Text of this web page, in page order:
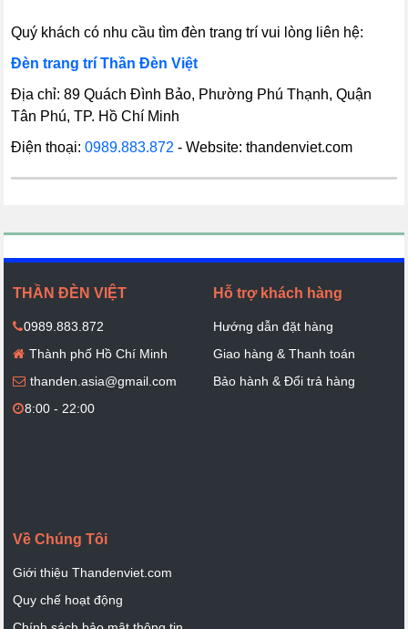
Quý khách có nhu cầu tìm đèn trang trí vui lòng liên hệ:
Đèn trang trí Thần Đèn Việt
Địa chỉ: 89 Quách Đình Bảo, Phường Phú Thạnh, Quận
Tân Phú, TP. Hồ Chí Minh
Điện thoại:0989.883.872 - Website: thandenviet.com
THẦN ĐÈN VIỆT
0989.883.872
Thành phố Hồ Chí Minh
thanden.asia@gmail.com
8:00 - 22:00
Hỗ trợ khách hàng
Hướng dẫn đặt hàng
Giao hàng & Thanh toán
Bảo hành & Đổi trả hàng
Về Chúng Tôi
Giới thiệu Thandenviet.com
Quy chế hoạt động